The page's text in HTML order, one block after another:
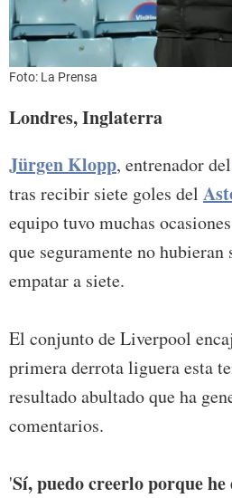
Foto: La Prensa
Londres, Inglaterra
Jürgen Klopp, entrenador del
tras recibir siete goles del
equipo tuvo muchas
que seguramente no
empatar a siete.
El conjunto de Liverpool
primera derrota liguera esta
resultado abultado que ha
comentarios.
'Sí, puedo creerlo porque